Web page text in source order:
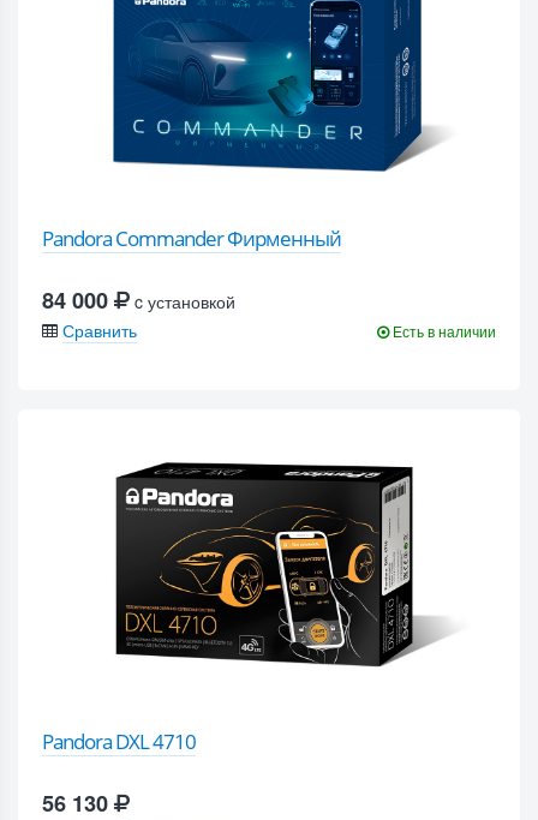
Pandora Commander Фирменный
84 000
c установкой
Сравнить
Есть в наличии
Pandora DXL 4710
56 130